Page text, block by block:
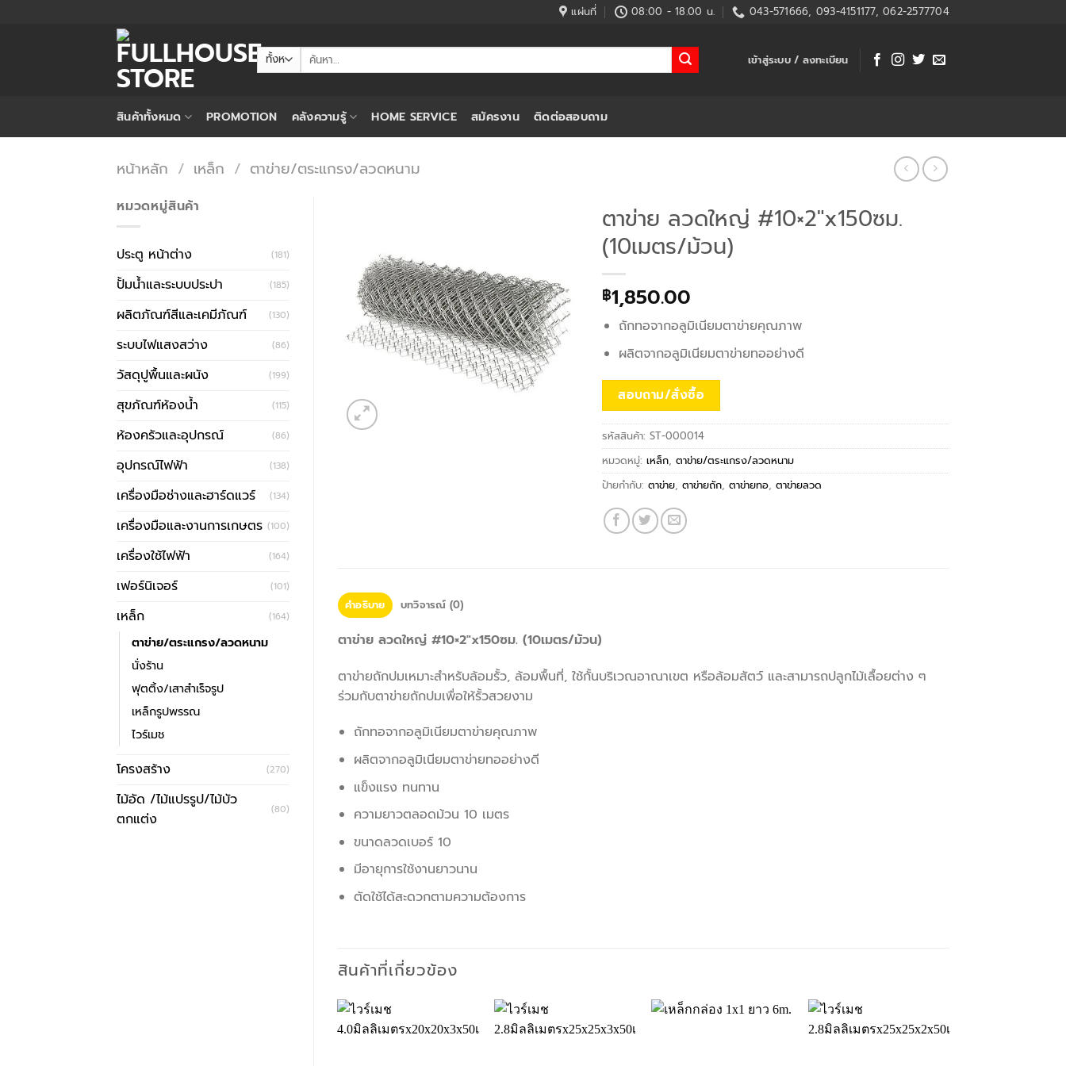
แผ่นที่ 08:00 - 18.00 น. 043-571666, 093-4151177, 062-2577704
ค้นหา: เข้าสู่ระบบ / ลงทะเบียน
สินค้าทั้งหมด PROMOTION คลังความรู้ HOME SERVICE สมัครงาน ติดต่อสอบถาม
หน้าหลัก / เหล็ก / ตาข่าย/ตระแกรง/ลวดหนาม
หมวดหมู่สินค้า
ประตู หน้าต่าง (181)
ปั้มน้ำและระบบประปา (185)
ผลิตภัณฑ์สีและเคมีภัณฑ์ (130)
ระบบไฟแสงสว่าง (86)
วัสดุปูพื้นและผนัง (199)
สุขภัณฑ์ห้องน้ำ (115)
ห้องครัวและอุปกรณ์ (86)
อุปกรณ์ไฟฟ้า (138)
เครื่องมือช่างและฮาร์ดแวร์ (134)
เครื่องมือและงานการเกษตร (100)
เครื่องใช้ไฟฟ้า (164)
เฟอร์นิเจอร์ (101)
เหล็ก (164)
ตาข่าย/ตระแกรง/ลวดหนาม
นั่งร้าน
ฟุตติ้ง/เสาสำเร็จรูป
เหล็กรูปพรรณ
ไวร์เมช
โครงสร้าง (270)
ไม้อัด /ไม้แปรรูป/ไม้บัว
ตกแต่ง
(80)
ตาข่าย ลวดใหญ่ #10×2″x150ซม.
(10เมตร/ม้วน)
฿1,850.00
ถักทอจากอลูมิเนียมตาข่ายคุณภาพ
ผลิตจากอลูมิเนียมตาข่ายทออย่างดี
สอบถาม/สั่งซื้อ
รหัสสินค้า:ST-000014
หมวดหมู่:เหล็ก,ตาข่าย/ตระแกรง/ลวดหนาม
ป้ายกำกับ:ตาข่าย,ตาข่ายถัก,ตาข่ายทอ,ตาข่ายลวด
คำอธิบาย บทวิจารณ์ (0)
ตาข่าย ลวดใหญ่ #10×2″x150ซม. (10เมตร/ม้วน)
ตาข่ายถักปมเหมาะสำหรับล้อมรั้ว, ล้อมพื้นที่, ใช้กั้นบริเวณอาณาเขต หรือล้อมสัตว์ และสามารถปลูกไม้เลื้อยต่าง ๆ
ร่วมกับตาข่ายถักปมเพื่อให้รั้วสวยงาม
ถักทอจากอลูมิเนียมตาข่ายคุณภาพ
ผลิตจากอลูมิเนียมตาข่ายทออย่างดี
แข็งแรง ทนทาน
ความยาวตลอดม้วน 10 เมตร
ขนาดลวดเบอร์ 10
มีอายุการใช้งานยาวนาน
ตัดใช้ได้สะดวกตามความต้องการ
สินค้าที่เกี่ยวข้อง